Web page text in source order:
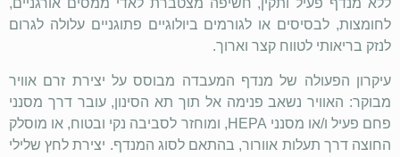
לחומצות, לבסיסים או לגורמים ביולוגיים פתוגניים עלולה לגרום
לנזק בריאותי לטווח קצר וארוך.
עיקרון הפעולה של מנדף המעבדה מבוסס על יצירת זרם אוויר
מבוקר: האוויר נשאב פנימה אל תוך תא הסינון, עובר דרך מסנני
פחם פעיל ו/או מסנני HEPA, ומוחזר לסביבה נקי ובטוח, או מוסלק
החוצה דרך תעלות אוורור, בהתאם לסוג המנדף. יצירת לחץ שלילי